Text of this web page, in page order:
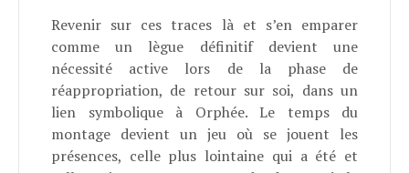
Revenir sur ces traces là et s’en emparer
comme un lègue définitif devient une
nécessité active lors de la phase de
réappropriation, de retour sur soi, dans un
lien symbolique à Orphée. Le temps du
montage devient un jeu où se jouent les
présences, celle plus lointaine qui a été et